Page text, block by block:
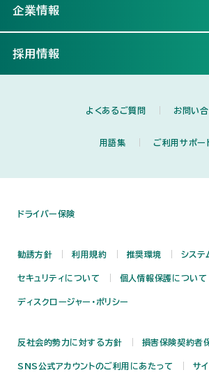
企業情報
採用情報
よくあるご質問 お問い
用語集 ご利用サポー
ドライバー保険
勧誘方針 利用規約 推奨環境 システ
セキュリティについて 個人情報保護について
ディスクロージャー・ポリシー
反社会的勢力に対する方針 損害保険契約者
SNS公式アカウントのご利用にあたって サ